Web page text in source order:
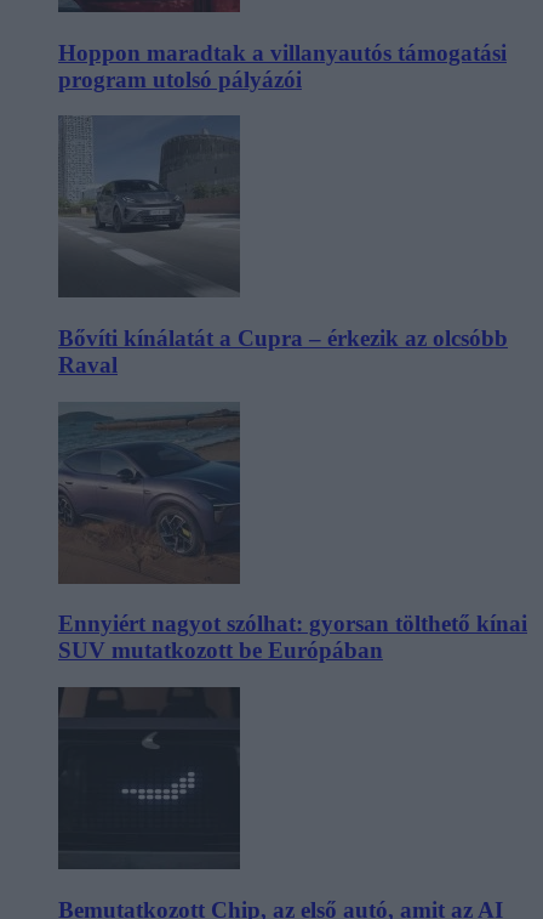
Hoppon maradtak a villanyautós támogatási
program utolsó pályázói
Bővíti kínálatát a Cupra – érkezik az olcsóbb
Raval
Ennyiért nagyot szólhat: gyorsan tölthető kínai
SUV mutatkozott be Európában
Bemutatkozott Chip, az első autó, amit az AI